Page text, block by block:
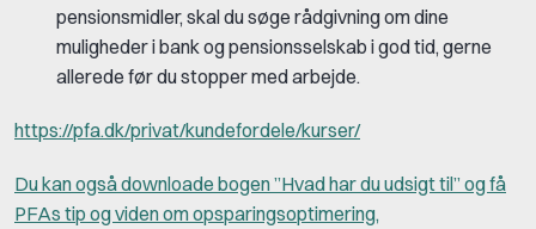
pensionsmidler, skal du søge rådgivning om dine
muligheder i bank og pensionsselskab i god tid, gerne
allerede før du stopper med arbejde.
https://pfa.dk/privat/kundefordele/kurser/
Du kan også downloade bogen ”Hvad har du udsigt til” og få
PFAs tip og viden om opsparingsoptimering,